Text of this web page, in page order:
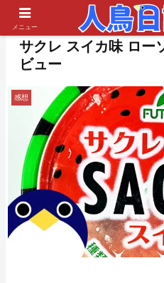
サクレ スイカ味 ロー
ビュー
感想
メニュー